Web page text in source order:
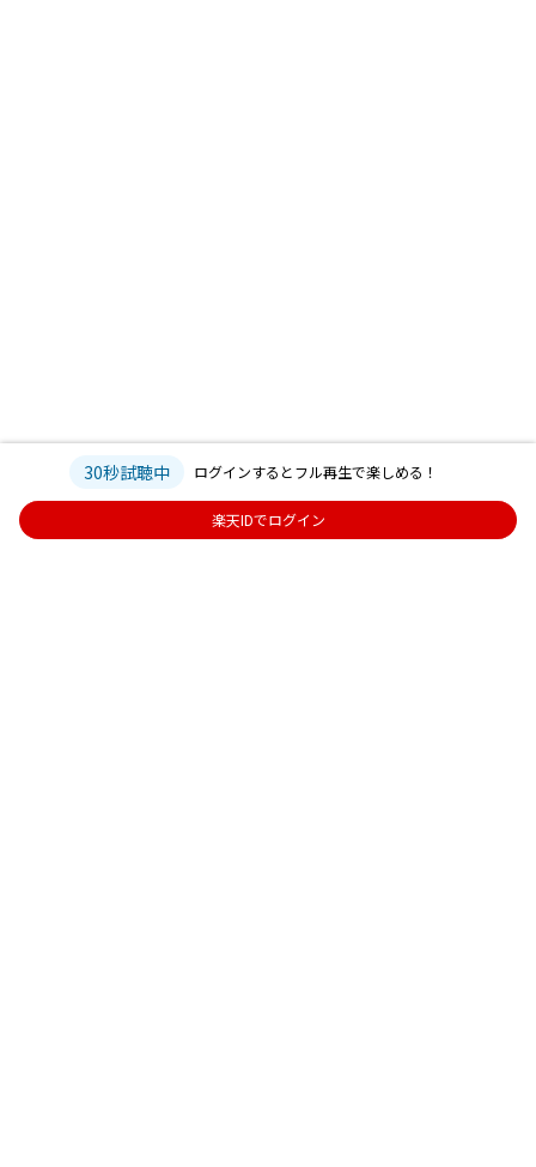
30秒試聴中 ログインするとフル再生で楽しめる！
楽天IDでログイン